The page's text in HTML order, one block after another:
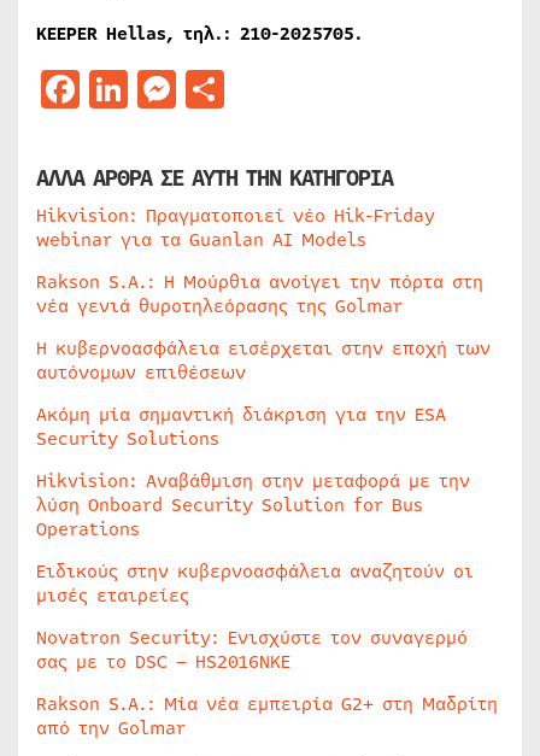
KEEPER Hellas, τηλ.: 210-2025705.
Facebook
LinkedIn
Messenger
ΑΛΛΑ ΑΡΘΡΑ ΣΕ ΑΥΤΗ ΤΗΝ ΚΑΤΗΓΟΡΙΑ
Hikvision: Πραγματοποιεί νέο Hik-Friday
webinar για τα Guanlan AI Models
Rakson S.A.: Η Μούρθια ανοίγει την πόρτα στη
νέα γενιά θυροτηλεόρασης της Golmar
Η κυβερνοασφάλεια εισέρχεται στην εποχή των
αυτόνομων επιθέσεων
Ακόμη μία σημαντική διάκριση για την ESA
Security Solutions
Hikvision: Αναβάθμιση στην μεταφορά με την
λύση Onboard Security Solution for Bus
Operations
Ειδικούς στην κυβερνοασφάλεια αναζητούν οι
μισές εταιρείες
Novatron Security: Ενισχύστε τον συναγερμό
σας με το DSC – HS2016NKE
Rakson S.A.: Μία νέα εμπειρία G2+ στη Μαδρίτη
από την Golmar